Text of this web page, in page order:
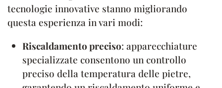
tecnologie innovative stanno migliorando
questa esperienza in vari modi:
Riscaldamento preciso: apparecchiature
specializzate consentono un controllo
preciso della temperatura delle pietre,